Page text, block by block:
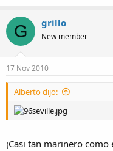
G grillo
New member
17 Nov 2010
Alberto dijo:
¡Casi tan marinero como